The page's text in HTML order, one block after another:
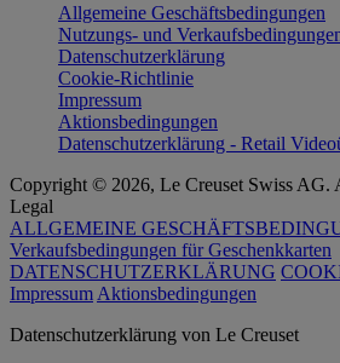
Allgemeine Geschäftsbedingungen
Nutzungs- und
Datenschutzerklärung
Cookie-Richtlinie
Impressum
Aktionsbedingungen
Datenschutzerklärung - Retail
Copyright © 2026, Le Creuset Swiss AG.
Legal
ALLGEMEINE
Verkaufsbedingungen für Geschenkkarten
DATENSCHUTZERKLÄRUNG
Impressum Aktionsbedingungen
Datenschutz­erklärung von Le Creuset